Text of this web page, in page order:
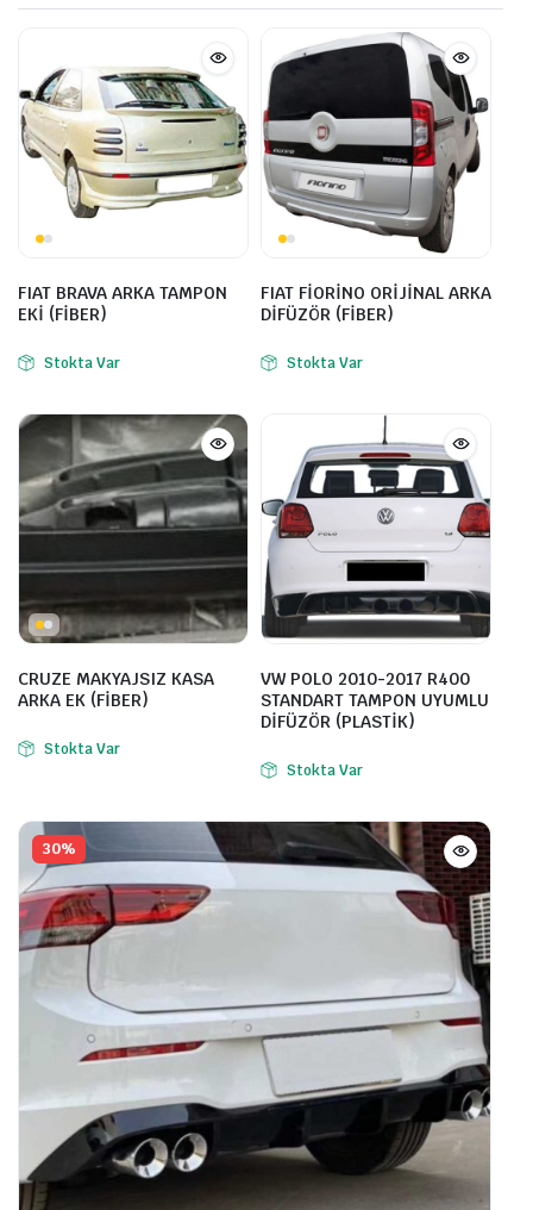
FIAT BRAVA ARKA TAMPON
EKİ (FİBER)
Stokta Var
FIAT FİORİNO ORİJİNAL ARKA
DİFÜZÖR (FİBER)
Stokta Var
CRUZE MAKYAJSIZ KASA
ARKA EK (FİBER)
Stokta Var
VW POLO 2010-2017 R400
STANDART TAMPON UYUMLU
DİFÜZÖR (PLASTİK)
Stokta Var
30%